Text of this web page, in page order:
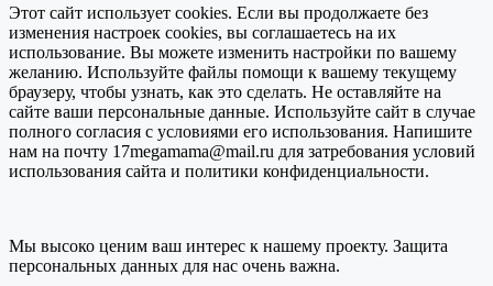
Этот сайт использует cookies. Если вы продолжаете без
изменения настроек cookies, вы соглашаетесь на их
использование. Вы можете изменить настройки по вашему
желанию. Используйте файлы помощи к вашему текущему
браузеру, чтобы узнать, как это сделать. Не оставляйте на
сайте ваши персональные данные. Используйте сайт в случае
полного согласия с условиями его использования. Напишите
нам на почту 17megamama@mail.ru для затребования условий
использования сайта и политики конфиденциальности.
Мы высоко ценим ваш интерес к нашему проекту. Защита
персональных данных для нас очень важна.